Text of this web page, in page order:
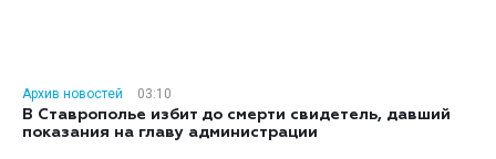
Архив новостей
03:10
В Ставрополье избит до смерти свидетель, давший
показания на главу администрации